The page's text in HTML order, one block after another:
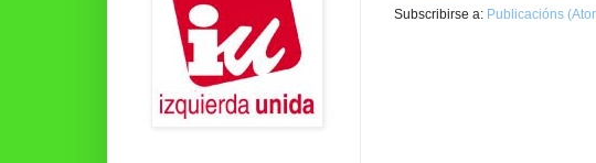
Subscribirse a: Publicacións